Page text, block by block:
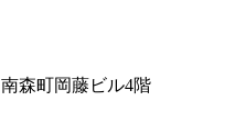
森町岡藤ビル4階